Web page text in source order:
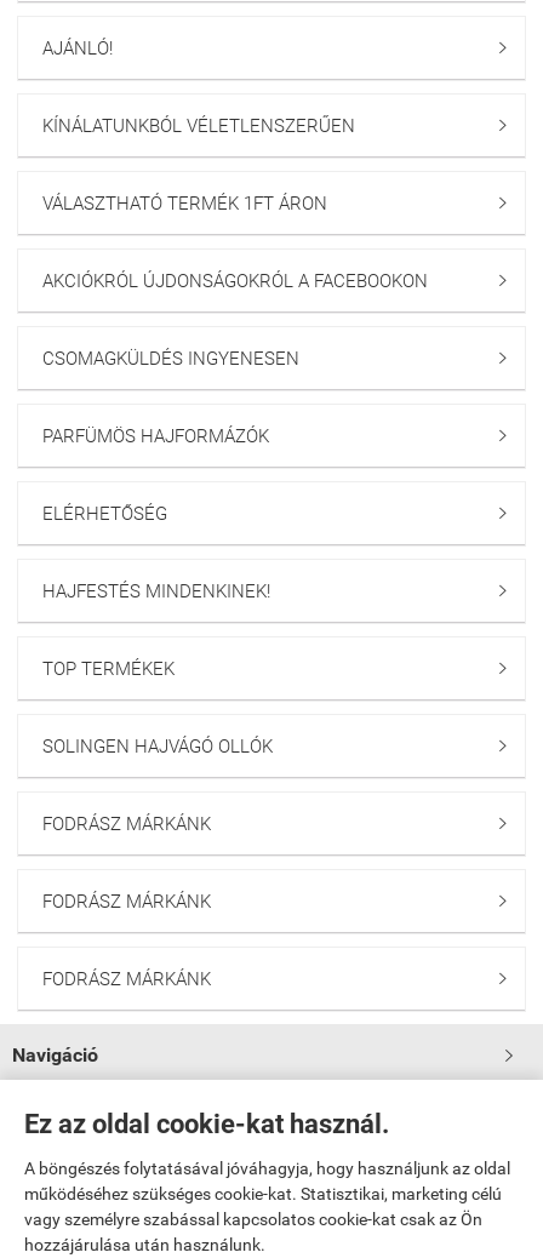
Ez az oldal cookie-kat használ.
A böngészés folytatásával jóváhagyja, hogy használjunk az oldal
működéséhez szükséges cookie-kat. Statisztikai, marketing célú
vagy személyre szabással kapcsolatos cookie-kat csak az Ön
hozzájárulása után használunk.
AJÁNLÓ! 
KÍNÁLATUNKBÓL VÉLETLENSZERŰEN 
VÁLASZTHATÓ TERMÉK 1FT ÁRON 
AKCIÓKRÓL ÚJDONSÁGOKRÓL A FACEBOOKON 
CSOMAGKÜLDÉS INGYENESEN 
PARFÜMÖS HAJFORMÁZÓK 
ELÉRHETŐSÉG 
HAJFESTÉS MINDENKINEK! 
TOP TERMÉKEK 
SOLINGEN HAJVÁGÓ OLLÓK 
FODRÁSZ MÁRKÁNK 
FODRÁSZ MÁRKÁNK 
FODRÁSZ MÁRKÁNK 
Navigáció 
Saját fiók
Bemutatkozás
Elérhetőségek